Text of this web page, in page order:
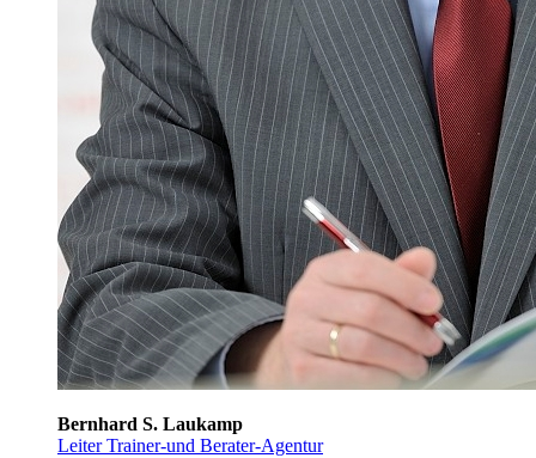
Bernhard S. Laukamp
Leiter Trainer-und Berater-Agentur